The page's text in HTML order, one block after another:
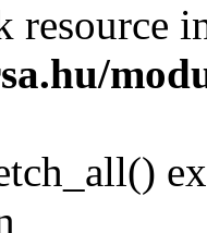
resource